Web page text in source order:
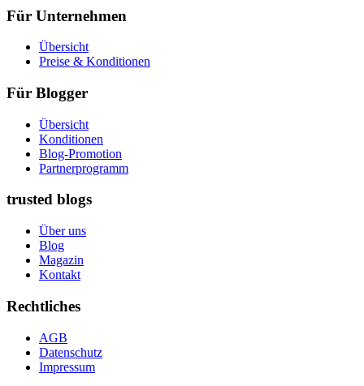
Für Unternehmen
Übersicht
Preise & Konditionen
Für Blogger
Übersicht
Konditionen
Blog-Promotion
Partnerprogramm
trusted blogs
Über uns
Blog
Magazin
Kontakt
Rechtliches
AGB
Datenschutz
Impressum